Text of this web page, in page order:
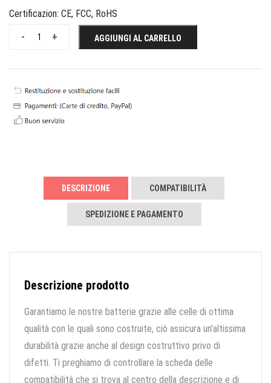
Certificazion: CE, FCC, RoHS
+
- AGGIUNGI AL CARRELLO
DESCRIZIONE COMPATIBILITÀ
SPEDIZIONE E PAGAMENTO
Descrizione prodotto
Garantiamo le nostre batterie grazie alle celle di ottima
qualità con le quali sono costruite, ciò assicura un’altissima
durabilità grazie anche al design costruttivo privo di
difetti. Ti preghiamo di controllare la scheda delle
compatibilità che si trova al centro della descrizione e di